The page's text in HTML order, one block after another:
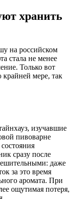
хранить
на российском
стала не менее
Только вот
мере, так
изучавшие
пивоварне
сразу после
даже
за это время
аромата. При
ощутимая потеря,